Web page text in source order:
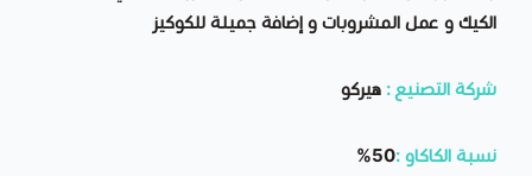
الكيك و عمل المشروبات و إضافة جميلة للكوكيز
شركة التصنيع : هيركو
نسبة الكاكاو :50%